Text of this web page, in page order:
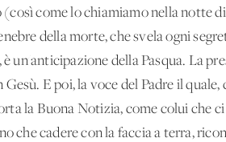
come lo chiamiamo nella notte
della morte, che svela ogni
un'anticipazione della Pasqua. La
E poi, la voce del Padre il
la Buona Notizia, come colui che
che cadere con la faccia a terra,